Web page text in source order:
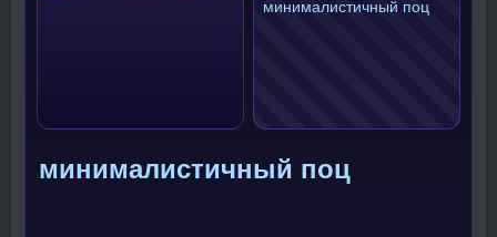
минималистичный поц